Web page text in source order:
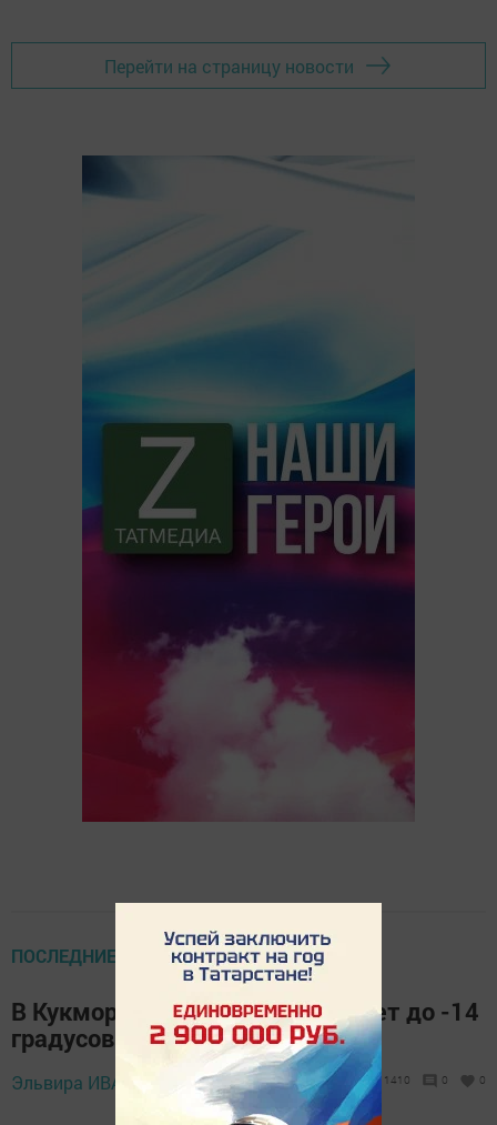
Перейти на страницу новости
ПОСЛЕДНИЕ НОВОСТИ
В Кукморском районе похолодает до -14
градусов
Эльвира ИВАНОВА,
23 ноября 2021 -
15:05
1410 0 0